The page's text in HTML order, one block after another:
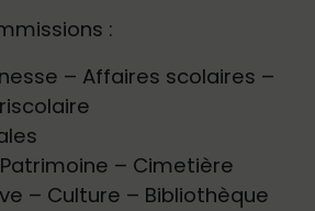
:
– Affaires scolaires –
– Cimetière
– Culture – Bibliothèque